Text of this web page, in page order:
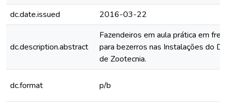
dc.date.issued
2016-03-22
dc.description.abstract
Fazendeiros em aula prática em
para bezerros nas Instalações do
de Zootecnia.
dc.format p/b